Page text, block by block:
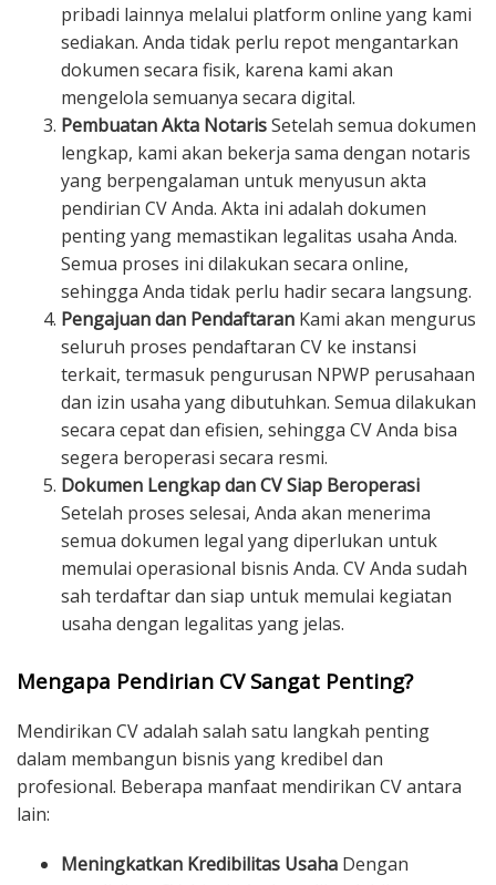
pribadi lainnya melalui platform online yang kami
sediakan. Anda tidak perlu repot mengantarkan
dokumen secara fisik, karena kami akan
mengelola semuanya secara digital.
Pembuatan Akta NotarisSetelah semua dokumen
lengkap, kami akan bekerja sama dengan notaris
yang berpengalaman untuk menyusun akta
pendirian CV Anda. Akta ini adalah dokumen
penting yang memastikan legalitas usaha Anda.
Semua proses ini dilakukan secara online,
sehingga Anda tidak perlu hadir secara langsung.
Pengajuan dan Pendaftaran Kami akan mengurus
seluruh proses pendaftaran CV ke instansi
terkait, termasuk pengurusan NPWP perusahaan
dan izin usaha yang dibutuhkan. Semua dilakukan
secara cepat dan efisien, sehingga CV Anda bisa
segera beroperasi secara resmi.
Dokumen Lengkap dan CV Siap Beroperasi
Setelah proses selesai, Anda akan menerima
semua dokumen legal yang diperlukan untuk
memulai operasional bisnis Anda. CV Anda sudah
sah terdaftar dan siap untuk memulai kegiatan
usaha dengan legalitas yang jelas.
Mengapa Pendirian CV Sangat Penting?
Mendirikan CV adalah salah satu langkah penting
dalam membangun bisnis yang kredibel dan
profesional. Beberapa manfaat mendirikan CV antara
lain:
Meningkatkan Kredibilitas Usaha Dengan